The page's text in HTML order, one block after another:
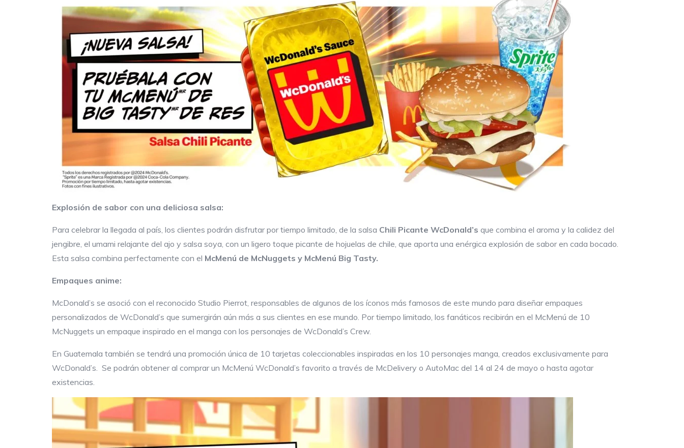
Explosión de sabor con una deliciosa salsa:
Para celebrar la llegada al país, los clientes podrán disfrutar por tiempo limitado, de la salsa Chili Picante WcDonald’s que combina el aroma y la calidez del
jengibre, el umami relajante del ajo y salsa soya, con un ligero toque picante de hojuelas de chile, que aporta una enérgica explosión de sabor en cada bocado.
Esta salsa combina perfectamente con el McMenú de McNuggets y McMenú Big Tasty.
Empaques anime:
McDonald’s se asoció con el reconocido Studio Pierrot, responsables de algunos de los íconos más famosos de este mundo para diseñar empaques
personalizados de WcDonald’s que sumergirán aún más a sus clientes en ese mundo. Por tiempo limitado, los fanáticos recibirán en el McMenú de 10
McNuggets un empaque inspirado en el manga con los personajes de WcDonald’s Crew.
En Guatemala también se tendrá una promoción única de 10 tarjetas coleccionables inspiradas en los 10 personajes manga, creados exclusivamente para
WcDonald’s. Se podrán obtener al comprar un McMenú WcDonald’s favorito a través de McDelivery o AutoMac del 14 al 24 de mayo o hasta agotar
existencias.